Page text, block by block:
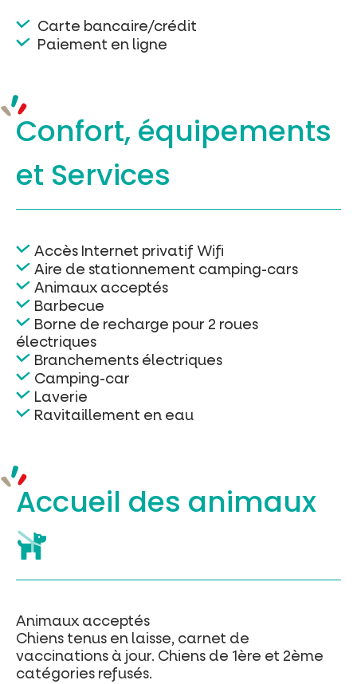
Carte bancaire/crédit
Paiement en ligne
Confort, équipements
et Services
Accès Internet privatif Wifi
Aire de stationnement camping-cars
Animaux acceptés
Barbecue
Borne de recharge pour 2 roues
électriques
Branchements électriques
Camping-car
Laverie
Ravitaillement en eau
Accueil des animaux
Animaux acceptés
Chiens tenus en laisse, carnet de
vaccinations à jour. Chiens de 1ère et 2ème
catégories refusés.